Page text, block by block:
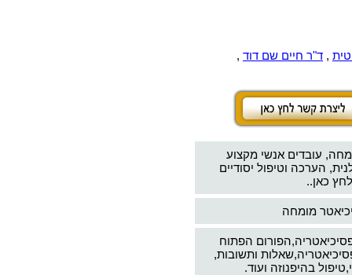
, ד"ר חיים שם דוד ,
עובדים אנשי מקצוע
הערכה וטיפול יסודיים
כאן..
מומחה
הפתוח
ותשובות,
בהיפנוזה ועוד.